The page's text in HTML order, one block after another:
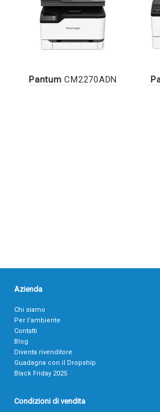
Pantum CM2270ADN
Azienda
Chi siamo
Per l’ambiente
Contatti
Blog
Diventa rivenditore
Guadagna con il Dropship
Black Friday 2025
Condizioni di vendita